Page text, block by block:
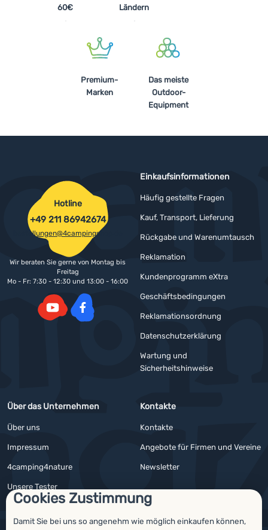
Cookies Zustimmung
Damit Sie bei uns so angenehm wie möglich einkaufen können,
60€
Ländern
Premium-
Marken
Das meiste
Outdoor-
Equipment
Einkaufsinformationen
Häufig gestellte Fragen
Kauf, Transport, Lieferung
Rückgabe und Warenumtausch
Reklamation
Kundenprogramm eXtra
Geschäftsbedingungen
Reklamationsordnung
Datenschutzerklärung
Wartung und
Sicherheitshinweise
Über das Unternehmen
Über uns
Impressum
4camping4nature
Unsere Tester
Kontakte
Kontakte
Angebote für Firmen und Vereine
Newsletter
Hotline
+49 211 86942674
bestellungen@4campingshop.de
Wir beraten Sie gerne von Montag bis
Freitag
Mo - Fr: 7:30 - 12:30 und 13:00 - 16:00